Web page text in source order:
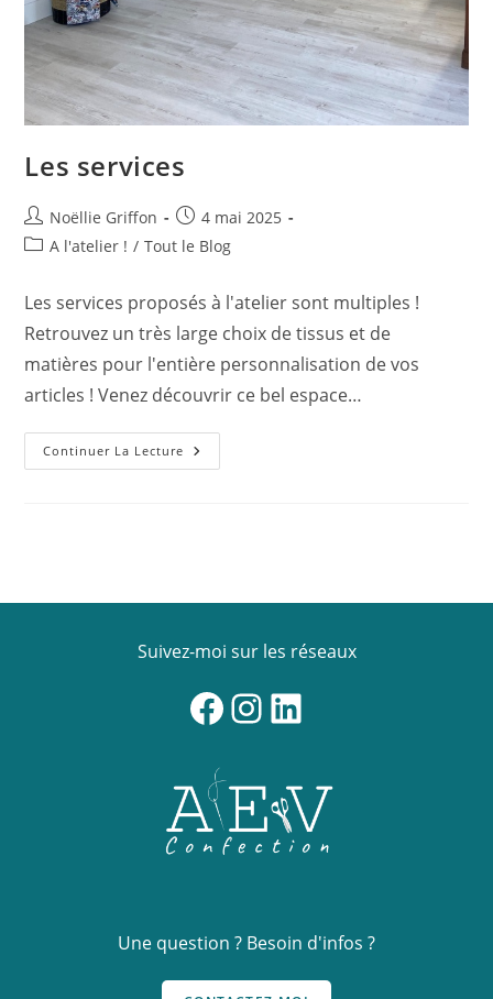
Les services
Auteur/autrice
de
Noëllie Griffon
Publication
publiée :
4 mai 2025
PostA l'atelier ! / Tout le Blog
Les services proposés à l'atelier sont multiples !
Retrouvez un très large choix de tissus et de
matières pour l'entière personnalisation de vos
articles ! Venez découvrir ce bel espace…
Continuer La Lecture Les
Services
Suivez-moi sur les réseaux
FacebookInstagramLinkedIn
Une question ? Besoin d'infos ?